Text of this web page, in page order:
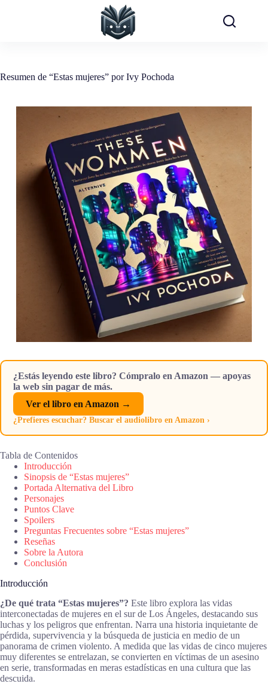
Resumen de “Estas mujeres” por Ivy Pochoda
¿Estás leyendo este libro? Cómpralo en Amazon — apoyas
la web sin pagar de más.
Ver el libro en Amazon →
¿Prefieres escuchar? Buscar el audiolibro en Amazon ›
Tabla de Contenidos
Introducción
Sinopsis de “Estas mujeres”
Portada Alternativa del Libro
Personajes
Puntos Clave
Spoilers
Preguntas Frecuentes sobre “Estas mujeres”
Reseñas
Sobre la Autora
Conclusión
Introducción
¿De qué trata “Estas mujeres”? Este libro explora las vidas
interconectadas de mujeres en el sur de Los Ángeles, destacando sus
luchas y los peligros que enfrentan. Narra una historia inquietante de
pérdida, supervivencia y la búsqueda de justicia en medio de un
panorama de crimen violento. A medida que las vidas de cinco mujeres
muy diferentes se entrelazan, se convierten en víctimas de un asesino
en serie, transformadas en meras estadísticas en una cultura que las
descuida.